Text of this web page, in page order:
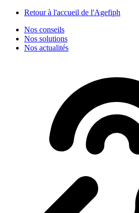
Retour à l'accueil de l'Agefiph
Nos conseils
Nos solutions
Nos actualités